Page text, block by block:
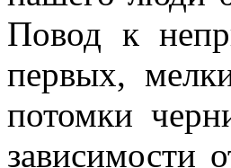
Повод к
первых,
потомки
зависимости